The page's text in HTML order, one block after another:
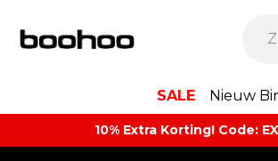
SALE Nieuw
10% Extra Korting! Code: